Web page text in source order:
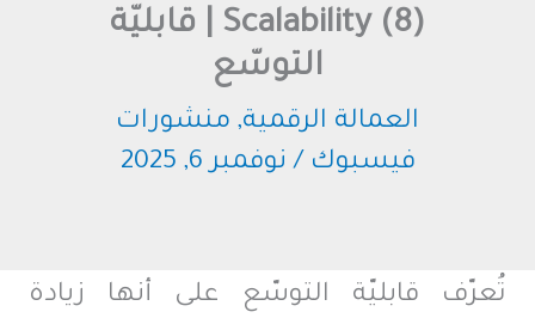
(8) Scalability | قابليّة
التوسّع
العمالة الرقمية, منشورات
فيسبوك / نوفمبر 6, 2025
تُعرّف قابليّة التوسّع على أنها زيادة